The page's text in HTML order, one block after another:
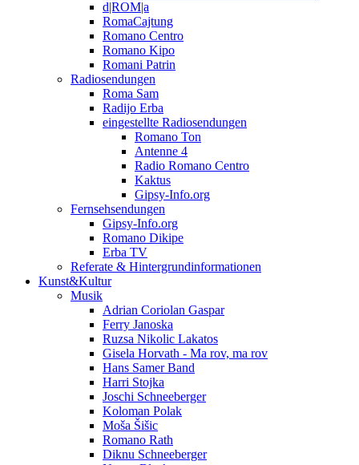
d|ROM|a
RomaCajtung
Romano Centro
Romano Kipo
Romani Patrin
Radiosendungen
Roma Sam
Radijo Erba
eingestellte Radiosendungen
Romano Ton
Antenne 4
Radio Romano Centro
Kaktus
Gipsy-Info.org
Fernsehsendungen
Gipsy-Info.org
Romano Dikipe
Erba TV
Referate & Hintergrundinformationen
Kunst&Kultur
Musik
Adrian Coriolan Gaspar
Ferry Janoska
Ruzsa Nikolic Lakatos
Gisela Horvath - Ma rov, ma rov
Hans Samer Band
Harri Stojka
Joschi Schneeberger
Koloman Polak
Moša Šišic
Romano Rath
Diknu Schneeberger